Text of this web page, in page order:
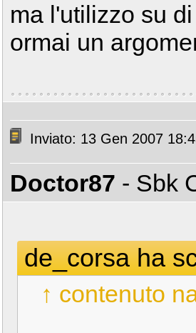
ma l'utilizzo su
ormai un
Inviato: 13 Gen 2007
Doctor87 - Sbk
de_corsa ha
↑ contenuto